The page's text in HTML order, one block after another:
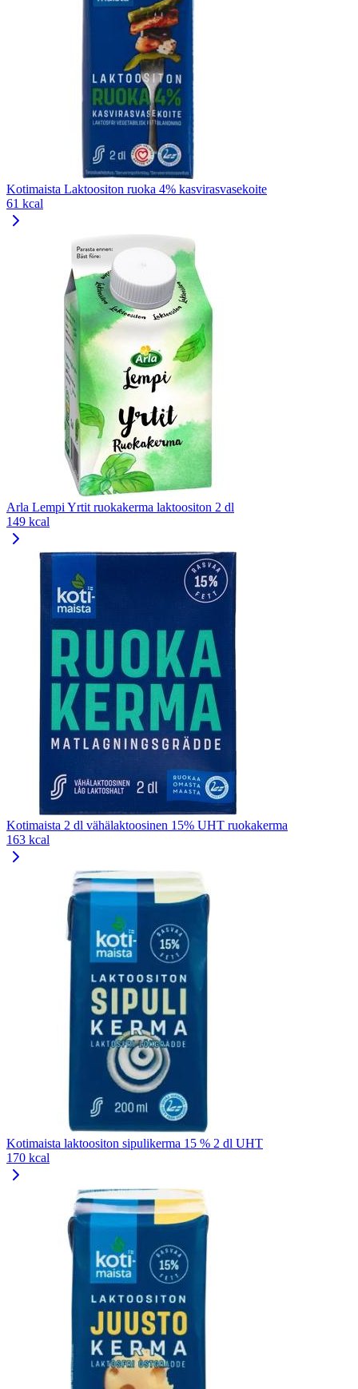
Kotimaista Laktoositon ruoka 4% kasvirasvasekoite
61 kcal
Arla Lempi Yrtit ruokakerma laktoositon 2 dl
149 kcal
Kotimaista 2 dl vähälaktoosinen 15% UHT ruokakerma
163 kcal
Kotimaista laktoositon sipulikerma 15 % 2 dl UHT
170 kcal